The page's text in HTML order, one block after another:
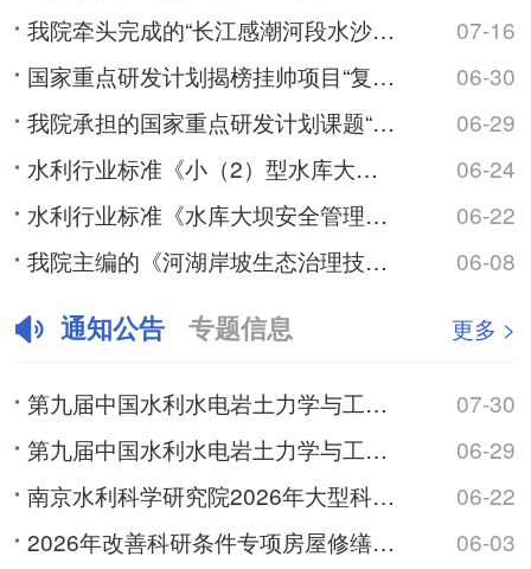
我院牵头完成的“长江感潮河段水沙变异和崩岸监测预警关键技术及应用”入选2025年度江苏省行业领域十大...
07-16
国家重点研发计划揭榜挂帅项目“复杂筑坝条件下沥青混凝土心墙坝渗漏诊断与处置关键技术研发”通过“里程碑...
06-30
我院承担的国家重点研发计划课题“气候变化与人类活动对长江中下游湖泊影响的模拟及预测”通过绩效评价
06-29
水利行业标准《小（2）型水库大坝安全评价导则》颁布实施
06-24
水利行业标准《水库大坝安全管理应急预案编制技术导则》颁布实施
06-22
我院主编的《河湖岸坡生态治理技术规范》（SL/T 879-2026）批准发布
06-08
通知公告 专题信息 更多 >
第九届中国水利水电岩土力学与工程学术研讨会（3号通知）
07-30
第九届中国水利水电岩土力学与工程学术研讨会（2号通知）
06-29
南京水利科学研究院2026年大型科研仪器开放共享数据信息公示
06-22
2026年改善科研条件专项房屋修缮及基础设施改造项目监理服务综合评议比选公告
06-03